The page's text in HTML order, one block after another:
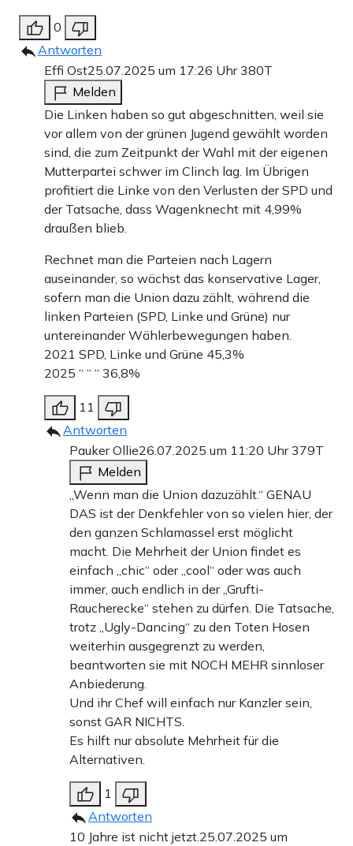
0
Antworten
Effi Ost25.07.2025 um 17:26 Uhr380T
Melden
Die Linken haben so gut abgeschnitten, weil sie
vor allem von der grünen Jugend gewählt worden
sind, die zum Zeitpunkt der Wahl mit der eigenen
Mutterpartei schwer im Clinch lag. Im Übrigen
profitiert die Linke von den Verlusten der SPD und
der Tatsache, dass Wagenknecht mit 4,99%
draußen blieb.
Rechnet man die Parteien nach Lagern
auseinander, so wächst das konservative Lager,
sofern man die Union dazu zählt, während die
linken Parteien (SPD, Linke und Grüne) nur
untereinander Wählerbewegungen haben.
2021 SPD, Linke und Grüne 45,3%
2025 “ “ “ 36,8%
11
Antworten
Pauker Ollie26.07.2025 um 11:20 Uhr379T
Melden
„Wenn man die Union dazuzählt.“ GENAU
DAS ist der Denkfehler von so vielen hier, der
den ganzen Schlamassel erst möglicht
macht. Die Mehrheit der Union findet es
einfach „chic“ oder „cool“ oder was auch
immer, auch endlich in der „Grufti-
Raucherecke“ stehen zu dürfen. Die Tatsache,
trotz „Ugly-Dancing“ zu den Toten Hosen
weiterhin ausgegrenzt zu werden,
beantworten sie mit NOCH MEHR sinnloser
Anbiederung.
Und ihr Chef will einfach nur Kanzler sein,
sonst GAR NICHTS.
Es hilft nur absolute Mehrheit für die
Alternativen.
1
Antworten
10 Jahre ist nicht jetzt. 25.07.2025 um